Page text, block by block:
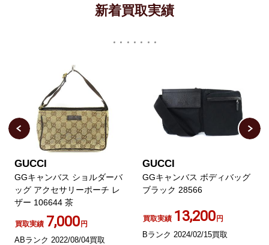
新着買取実績
GUCCI
GGキャンバス ショルダーバ
ッグ アクセサリーポーチ レ
ザー 106644 茶
買取実績 7,000円
ABランク 2022/08/04買取
GUCCI
GGキャンバス ボディバッグ
ブラック 28566
買取実績 13,200円
Bランク 2024/02/15買取